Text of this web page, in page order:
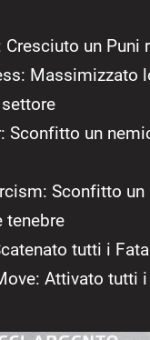
Cresciuto un Puni
Massimizzato
Sconfitto un
Sconfitto un
tenebre
tutti i
Attivato tutti i